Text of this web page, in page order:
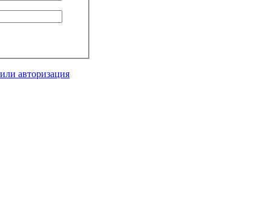
авторизация